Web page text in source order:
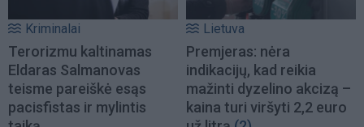
Kriminalai
Terorizmu kaltinamas
Eldaras Salmanovas
teisme pareiškė esąs
pacisfistas ir mylintis
Lietuva
Premjeras: nėra
indikacijų, kad reikia
mažinti dyzelino akcizą –
kaina turi viršyti 2,2 euro